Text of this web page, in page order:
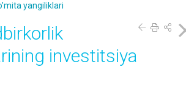
yangiliklari
investitsiya